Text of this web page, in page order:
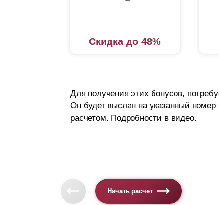
Скидка до 48%
Для получения этих бонусов,
Он будет выслан на указанный номер
расчетом. Подробности в видео.
Начать расчет